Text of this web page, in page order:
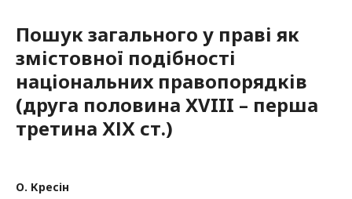
Пошук загального у праві як
змістовної подібності
національних правопорядків
(друга половина XVIII – перша
третина ХІХ ст.)
О. Кресін